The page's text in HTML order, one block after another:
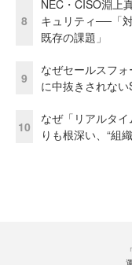
8
NEC・CISO淵上
キュリティ──「
既存の課題」
9
なぜセールスフ
に中抜きされな
10
なぜ「リアルタ
りも根深い、“組